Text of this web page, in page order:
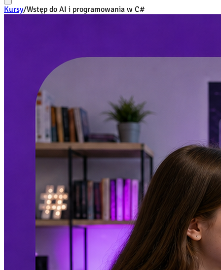
Kursy/Wstęp do AI i programowania w C#